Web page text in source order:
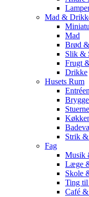
Mad &
Mad
Brød
Slik &
Frugt
Drikke
Husets Rum
Entréen
Stuerne
Strik
Fag
Musik
Læge
Skole
Ting
Café &